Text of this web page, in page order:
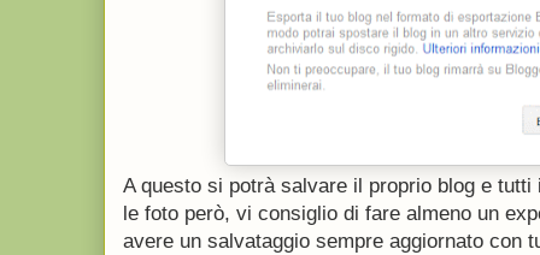
A questo si potrà salvare il proprio blog e
le foto però, vi consiglio di fare almeno un
avere un salvataggio sempre aggiornato con